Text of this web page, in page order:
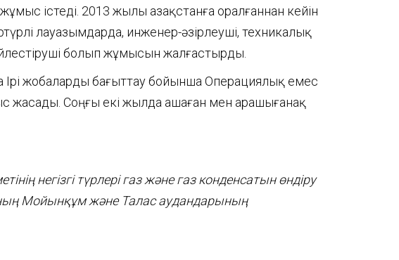
істеді. 2013 жылы Қазақстанға оралғаннан кейін
лауазымдарда, инженер-әзірлеуші, техникалық
болып жұмысын жалғастырды.
Ірі жобаларды бағыттау бойынша Операциялық емес
Соңғы екі жылда Қашаған мен Қарашығанақ
негізгі түрлерігаз және газ конденсатын өндіру
Мойынқұм және Талас аудандарының